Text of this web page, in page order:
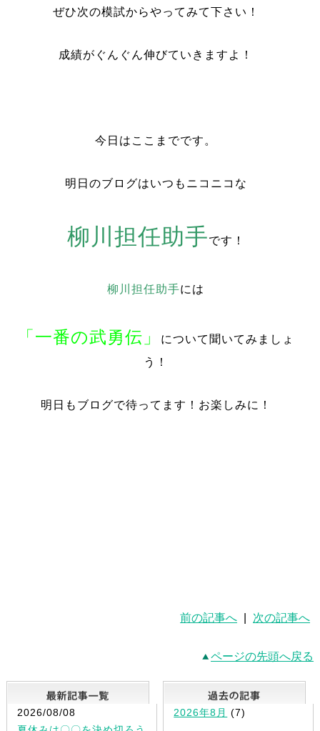
ぜひ次の模試からやってみて下さい！
成績がぐんぐん伸びていきますよ！
今日はここまでです。
明日のブログはいつもニコニコな
柳川担任助手です！
柳川担任助手には
「一番の武勇伝」
について聞いてみましょ
う！
明日もブログで待ってます！お楽しみに！
前の記事へ 次の記事へ
ページの先頭へ戻る
最新記事一覧
2026/08/08
2026年8月 (7)